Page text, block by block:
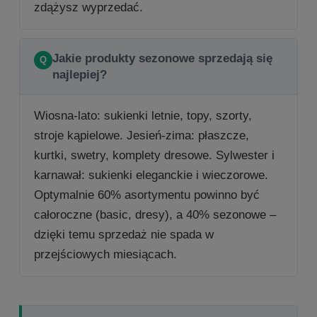
zdążysz wyprzedać.
Jakie produkty sezonowe sprzedają się
najlepiej?
Wiosna-lato: sukienki letnie, topy, szorty,
stroje kąpielowe. Jesień-zima: płaszcze,
kurtki, swetry, komplety dresowe. Sylwester i
karnawał: sukienki eleganckie i wieczorowe.
Optymalnie 60% asortymentu powinno być
całoroczne (basic, dresy), a 40% sezonowe –
dzięki temu sprzedaż nie spada w
przejściowych miesiącach.